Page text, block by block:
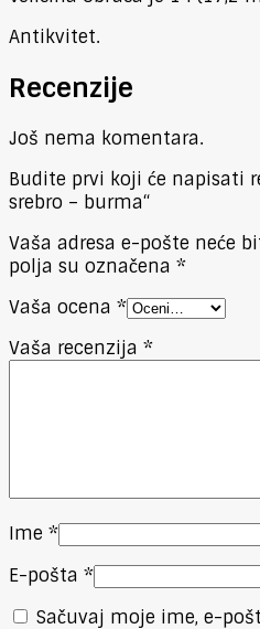
Antikvitet.
Recenzije
Još nema komentara.
Budite prvi koji će napisati
srebro – burma“
Vaša adresa e-pošte neće
polja su označena *
Vaša ocena *
Vaša recenzija *
Ime *
E-pošta *
Sačuvaj moje ime, e-